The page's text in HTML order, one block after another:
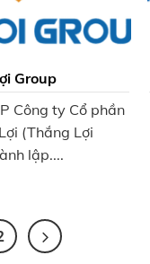
Group
Công ty Cổ phần
(Thắng Lợi
lập....